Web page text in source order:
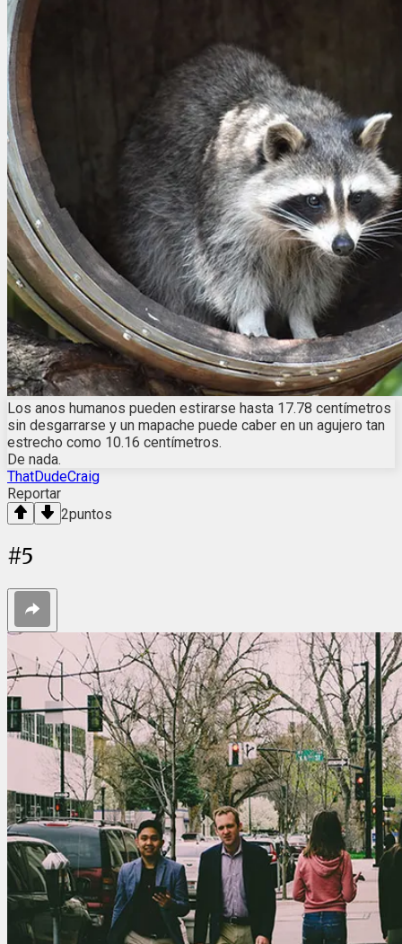
Los anos humanos pueden estirarse hasta 17.78 centímetros
sin desgarrarse y un mapache puede caber en un agujero tan
estrecho como 10.16 centímetros.
De nada.
ThatDudeCraig
Reportar
2puntos
#5